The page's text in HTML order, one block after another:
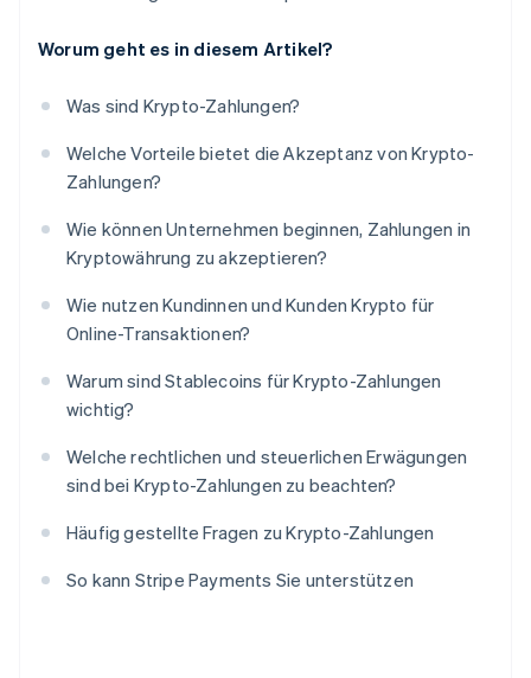
Worum geht es in diesem Artikel?
Was sind Krypto-Zahlungen?
Welche Vorteile bietet die Akzeptanz von Krypto-
Zahlungen?
Wie können Unternehmen beginnen, Zahlungen in
Kryptowährung zu akzeptieren?
Wie nutzen Kundinnen und Kunden Krypto für
Online-Transaktionen?
Warum sind Stablecoins für Krypto-Zahlungen
wichtig?
Welche rechtlichen und steuerlichen Erwägungen
sind bei Krypto-Zahlungen zu beachten?
Häufig gestellte Fragen zu Krypto-Zahlungen
So kann Stripe Payments Sie unterstützen